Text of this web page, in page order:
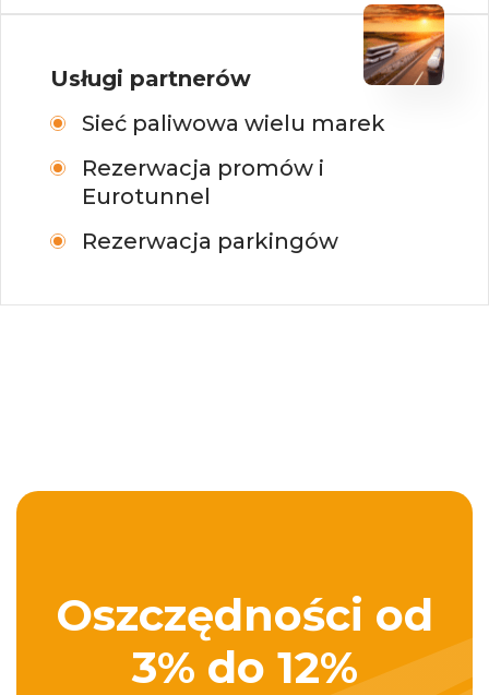
Usługi partnerów
Sieć paliwowa wielu marek
Rezerwacja promów i
Eurotunnel
Rezerwacja parkingów
Oszczędności od
3% do 12%